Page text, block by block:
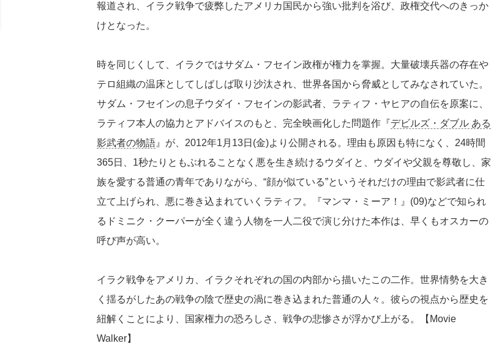
報道され、イラク戦争で疲弊したアメリカ国民から強い批判を浴び、政権交代へのきっか
けとなった。
時を同じくして、イラクではサダム・フセイン政権が権力を掌握。大量破壊兵器の存在や
テロ組織の温床としてしばしば取り沙汰され、世界各国から脅威としてみなされていた。
サダム・フセインの息子ウダイ・フセインの影武者、ラティフ・ヤヒアの自伝を原案に、
ラティフ本人の協力とアドバイスのもと、完全映画化した問題作『デビルズ・ダブル ある
影武者の物語 』が、2012年1月13日(金)より公開される。理由も原因も特になく、24時間
365日、1秒たりともぶれることなく悪を生き続けるウダイと、ウダイや父親を尊敬し、家
族を愛する普通の青年でありながら、“顔が似ている”というそれだけの理由で影武者に仕
立て上げられ、悪に巻き込まれていくラティフ。『マンマ・ミーア！』(09)などで知られ
るドミニク・クーパーが全く違う人物を一人二役で演じ分けた本作は、早くもオスカーの
呼び声が高い。
イラク戦争をアメリカ、イラクそれぞれの国の内部から描いたこの二作。世界情勢を大き
く揺るがしたあの戦争の陰で歴史の渦に巻き込まれた普通の人々。彼らの視点から歴史を
紐解くことにより、国家権力の恐ろしさ、戦争の悲惨さが浮かび上がる。【Movie
Walker】